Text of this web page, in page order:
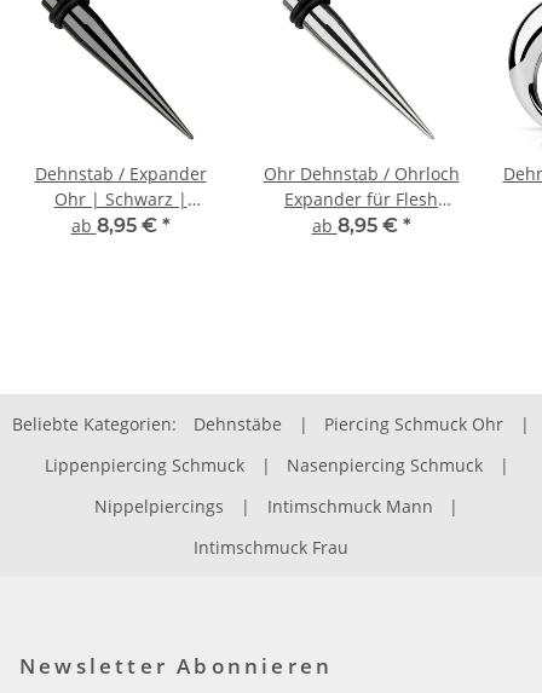
Dehnstab / Expander
Ohr | Schwarz |
Chirurgenstahl | 1,6mm
ab 8,95 € *
Ohr Dehnstab / Ohrloch
Expander für Flesh
Tunnel | Chirurgenstahl
ab 8,95 € *
Beliebte Kategorien: Dehnstäbe | Piercing Schmuck Ohr
|
Lippenpiercing Schmuck
| Nasenpiercing Schmuck
|
Nippelpiercings
| Intimschmuck Mann
|
Intimschmuck Frau
Newsletter Abonnieren